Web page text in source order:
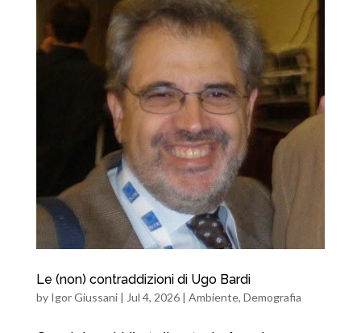
Le (non) contraddizioni di Ugo Bardi
by Igor Giussani| Jul 4, 2026| Ambiente, Demografia